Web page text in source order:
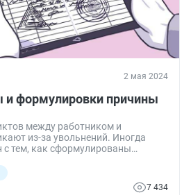
2 мая 2024
и формулировки причины
между работником и
из-за увольнений. Иногда
с тем, как сформулированы
детально: в каких случаях
и формулировку увольнения, и
7 434